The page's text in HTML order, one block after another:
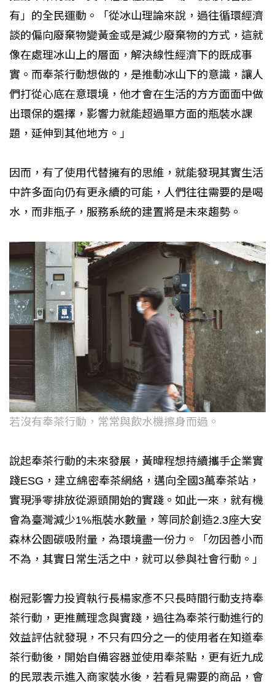
有」的全民運動。「從冰山理論來說，過往循環經濟
談的偏向廢棄物變黃金或是減少廢棄物的方式，這就
像在處理冰山上的層面，解決線性經濟下的既成事
實。而奉茶行動想做的，是推動冰山下的意識，讓人
們打從心底在意環境，他才會在生活的方方面面中做
出環保的選擇，影響力就能超過單方面的瓶裝水課
題，延伸到其他地方。」
因而，有了使用代替擁有的思維，就能發現其實生活
中許多面向仍有更永續的可能，人們往往需要的是喝
水，而非瓶子，服務系統的建置將是未來趨勢。
若沒有奉茶行動，常常與飲水機擦身而過。
說起奉茶行動的未來發展，黃暐程想持續攜手企業實
踐ESG，建立綿密奉茶網絡，邁向全國3萬奉茶站，
實現淨零排放從源頭開始的實踐。如此一來，就有機
會為臺灣減少1%瓶裝水數量，等同於創造2.3座大安
森林公園碳吸附量，為環境盡一份力。「勿因善小而
不為，其實日常生活之中，就可以參與社會行動。」
樹冠影響力投資執行長楊家彥不只長時間行動支持奉
茶行動，更推薦理念與實踐，過往為奉茶行動進行的
效益評估就發現，不只有四分之一的使用者在知道奉
茶行動後，開始自備容器並使用奉茶點，更有近九成
的民眾表示進入商家裝水後，若看見需要的商品，會